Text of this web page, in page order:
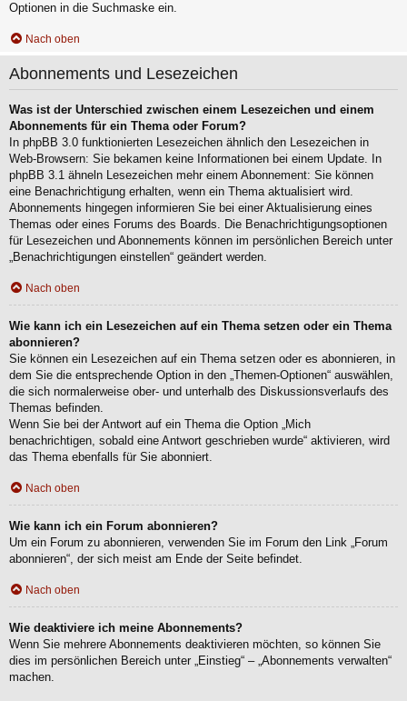
Optionen in die Suchmaske ein.
Nach oben
Abonnements und Lesezeichen
Was ist der Unterschied zwischen einem Lesezeichen und einem
Abonnements für ein Thema oder Forum?
In phpBB 3.0 funktionierten Lesezeichen ähnlich den Lesezeichen in
Web-Browsern: Sie bekamen keine Informationen bei einem Update. In
phpBB 3.1 ähneln Lesezeichen mehr einem Abonnement: Sie können
eine Benachrichtigung erhalten, wenn ein Thema aktualisiert wird.
Abonnements hingegen informieren Sie bei einer Aktualisierung eines
Themas oder eines Forums des Boards. Die Benachrichtigungsoptionen
für Lesezeichen und Abonnements können im persönlichen Bereich unter
„Benachrichtigungen einstellen“ geändert werden.
Nach oben
Wie kann ich ein Lesezeichen auf ein Thema setzen oder ein Thema
abonnieren?
Sie können ein Lesezeichen auf ein Thema setzen oder es abonnieren, in
dem Sie die entsprechende Option in den „Themen-Optionen“ auswählen,
die sich normalerweise ober- und unterhalb des Diskussionsverlaufs des
Themas befinden.
Wenn Sie bei der Antwort auf ein Thema die Option „Mich
benachrichtigen, sobald eine Antwort geschrieben wurde“ aktivieren, wird
das Thema ebenfalls für Sie abonniert.
Nach oben
Wie kann ich ein Forum abonnieren?
Um ein Forum zu abonnieren, verwenden Sie im Forum den Link „Forum
abonnieren“, der sich meist am Ende der Seite befindet.
Nach oben
Wie deaktiviere ich meine Abonnements?
Wenn Sie mehrere Abonnements deaktivieren möchten, so können Sie
dies im persönlichen Bereich unter „Einstieg“ – „Abonnements verwalten“
machen.